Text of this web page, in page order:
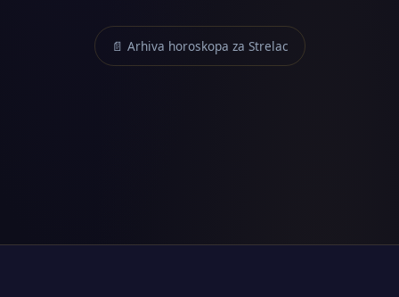
📄 Arhiva horoskopa za Strelac